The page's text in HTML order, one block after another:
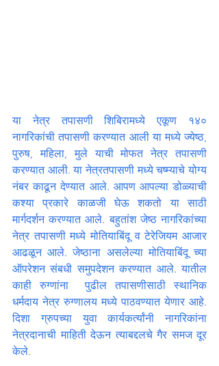
या नेत्र तपासणी शिबिरामध्ये एकूण १४०
नागरिकांची तपासणी करण्यात आली या मध्ये ज्येष्ठ,
पुरुष, महिला, मुले याची मोफत नेत्र तपासणी
करण्यात आली. या नेत्रतपासणी मध्ये चष्म्याचे योग्य
नंबर काढून देण्यात आले. आपण आपल्या डोळ्याची
कश्या प्रकारे काळजी घेऊ शकतो या साठी
मार्गदर्शन करण्यात आले. बहुतांश जेष्ठ नागरिकांच्या
नेत्र तपासणी मध्ये मोतियाबिंदू व टेरेजियम आजार
आढळून आले. जेष्ठाना असलेल्या मोतियाबिंदू च्या
ऑपरेशन संबधी समुपदेशन करण्यात आले. यातील
काही रुग्णांना  पुढील तपासणीसाठी स्थानिक
धर्मदाय नेत्र रुग्णालय मध्ये पाठवण्यात येणार आहे.
दिशा ग्रुपच्या युवा कार्यकर्त्यांनी नागरिकांना
नेत्रदानाची माहिती देऊन त्याबद्दलचे गैर समज दूर
केले.